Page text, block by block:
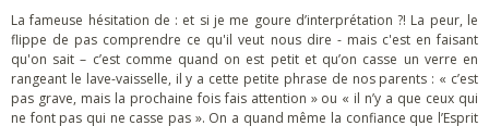
La fameuse hésitation de : et si je me goure d’interprétation ?! La peur, le
flippe de pas comprendre ce qu'il veut nous dire - mais c'est en faisant
qu'on sait – c’est comme quand on est petit et qu’on casse un verre en
rangeant le lave-vaisselle, il y a cette petite phrase de nos parents : « c’est
pas grave, mais la prochaine fois fais attention » ou « il n’y a que ceux qui
ne font pas qui ne casse pas ». On a quand même la confiance que l’Esprit